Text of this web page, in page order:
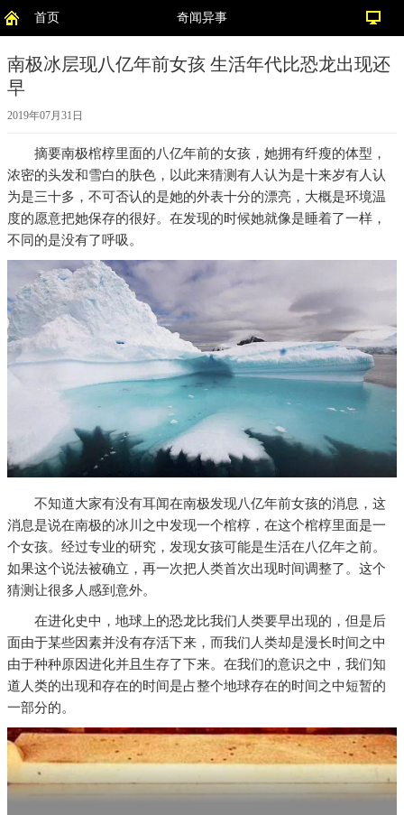
首页 奇闻异事
南极冰层现八亿年前女孩 生活年代比恐龙出现还
早
2019年07月31日
摘要南极棺椁里面的八亿年前的女孩，她拥有纤瘦的体型，
浓密的头发和雪白的肤色，以此来猜测有人认为是十来岁有人认
为是三十多，不可否认的是她的外表十分的漂亮，大概是环境温
度的愿意把她保存的很好。在发现的时候她就像是睡着了一样，
不同的是没有了呼吸。
不知道大家有没有耳闻在南极发现八亿年前女孩的消息，这
消息是说在南极的冰川之中发现一个棺椁，在这个棺椁里面是一
个女孩。经过专业的研究，发现女孩可能是生活在八亿年之前。
如果这个说法被确立，再一次把人类首次出现时间调整了。这个
猜测让很多人感到意外。
在进化史中，地球上的恐龙比我们人类要早出现的，但是后
面由于某些因素并没有存活下来，而我们人类却是漫长时间之中
由于种种原因进化并且生存了下来。在我们的意识之中，我们知
道人类的出现和存在的时间是占整个地球存在的时间之中短暂的
一部分的。